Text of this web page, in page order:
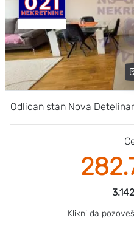
Odlican stan Nova
Klikni da